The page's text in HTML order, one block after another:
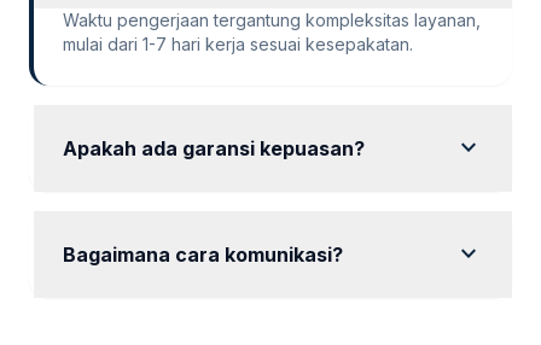
Waktu pengerjaan tergantung kompleksitas layanan,
mulai dari 1-7 hari kerja sesuai kesepakatan.
Apakah ada garansi kepuasan? expand_more
Bagaimana cara komunikasi? expand_more